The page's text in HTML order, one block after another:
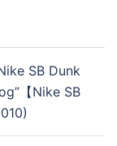
SB Dunk
【Nike SB